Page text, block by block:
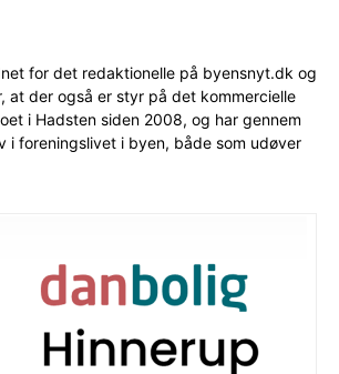
for det redaktionelle på byensnyt.dk og
at der også er styr på det kommercielle
i Hadsten siden 2008, og har gennem
i foreningslivet i byen, både som udøver